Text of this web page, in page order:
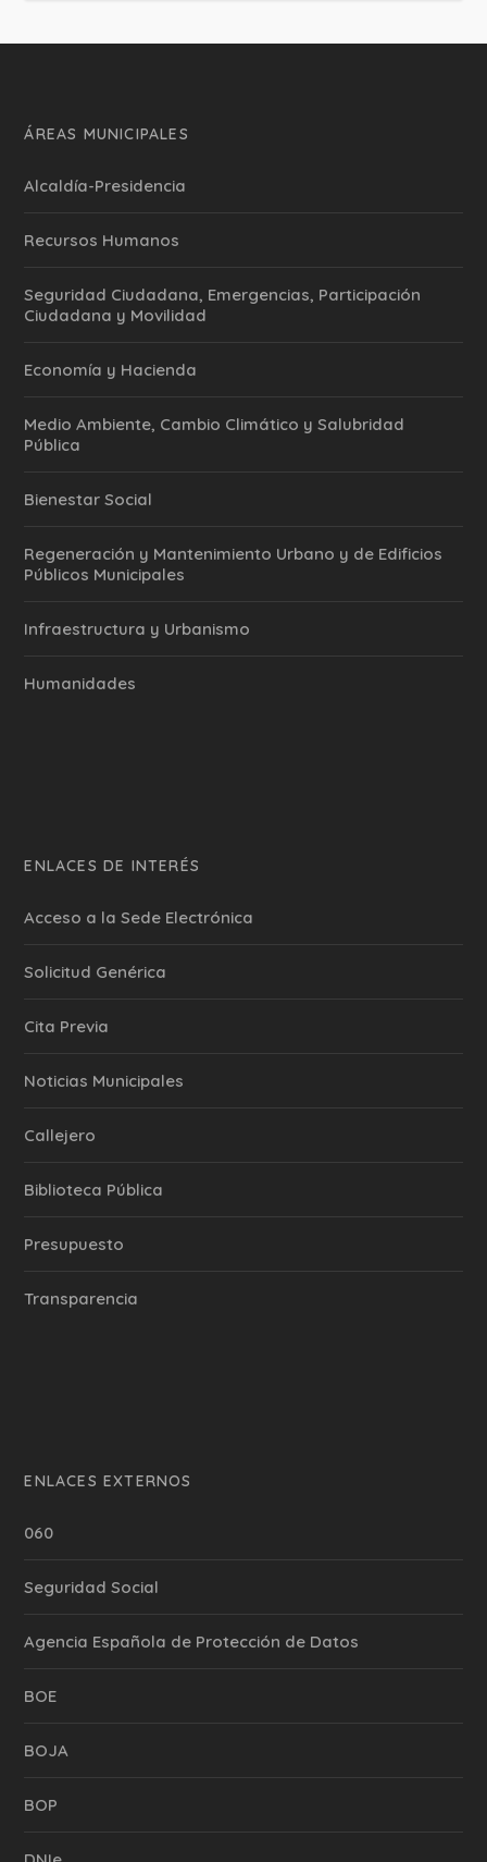
ÁREAS MUNICIPALES
Alcaldía-Presidencia
Recursos Humanos
Seguridad Ciudadana, Emergencias, Participación
Ciudadana y Movilidad
Economía y Hacienda
Medio Ambiente, Cambio Climático y Salubridad
Pública
Bienestar Social
Regeneración y Mantenimiento Urbano y de Edificios
Públicos Municipales
Infraestructura y Urbanismo
Humanidades
ENLACES DE INTERÉS
Acceso a la Sede Electrónica
Solicitud Genérica
Cita Previa
‎Noticias Municipales
Callejero
Biblioteca Pública
Presupuesto
Transparencia
ENLACES EXTERNOS
060
Seguridad Social
Agencia Española de Protección de Datos
BOE
BOJA
BOP